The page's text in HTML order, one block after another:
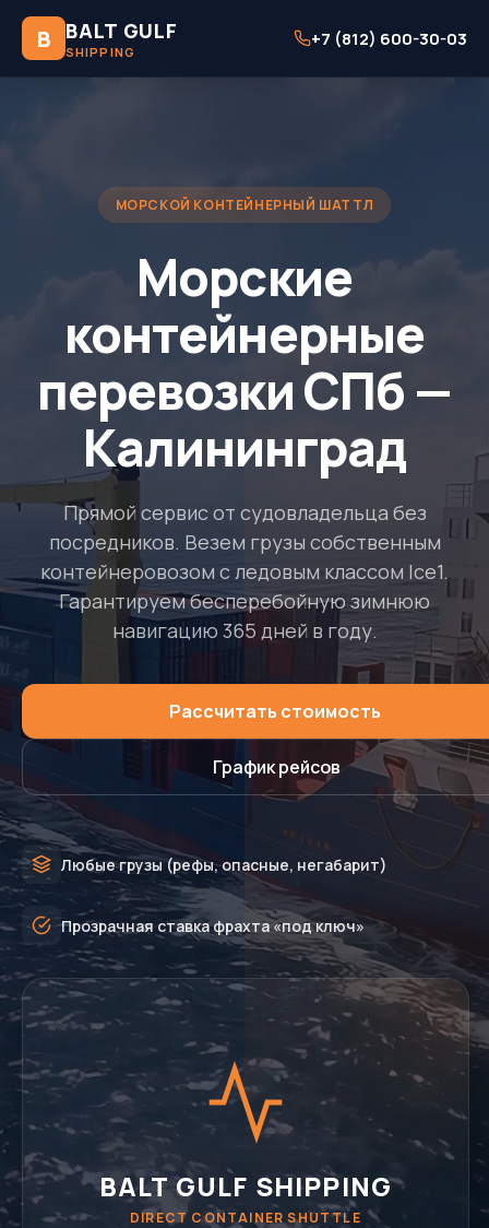
B BALT GULF
SHIPPING
+7 (812) 600-30-03
МОРСКОЙ КОНТЕЙНЕРНЫЙ ШАТТЛ
Морские
контейнерные
перевозки СПб —
Калининград
Прямой сервис от судовладельца без
посредников. Везем грузы собственным
контейнеровозом с ледовым классом Ice1.
Гарантируем бесперебойную зимнюю
навигацию 365 дней в году.
Рассчитать стоимость
График рейсов
Любые грузы (рефы, опасные, негабарит)
Прозрачная ставка фрахта «под ключ»
BALT GULF SHIPPING
DIRECT CONTAINER SHUTTLE